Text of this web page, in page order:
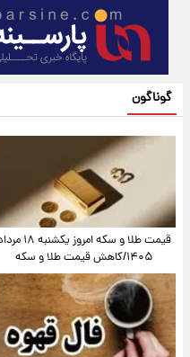
گوناگون
قیمت طلا و سکه امروز یکشنبه ۱۸ مرداد
۱۴۰۵/کاهش قیمت طلا و سکه